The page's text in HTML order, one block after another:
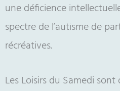
une déficience
spectre de l’autisme de
récréatives.
Les Loisirs du Samedi